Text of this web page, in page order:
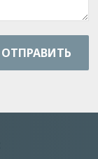
ОТПРАВИТЬ